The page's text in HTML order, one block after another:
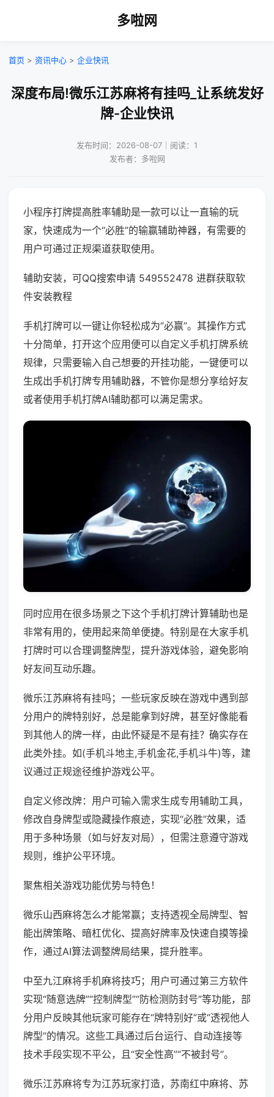
多啦网
首页 > 资讯中心 > 企业快讯
深度布局!微乐江苏麻将有挂吗_让系统发好
牌-企业快讯
发布时间：2026-08-07｜阅读：1
发布者：多啦网
小程序打牌提高胜率辅助是一款可以让一直输的玩
家，快速成为一个“必胜”的输赢辅助神器，有需要的
用户可通过正规渠道获取使用。
辅助安装，可QQ搜索申请 549552478 进群获取软
件安装教程
手机打牌可以一键让你轻松成为“必赢”。其操作方式
十分简单，打开这个应用便可以自定义手机打牌系统
规律，只需要输入自己想要的开挂功能，一键便可以
生成出手机打牌专用辅助器，不管你是想分享给好友
或者使用手机打牌AI辅助都可以满足需求。
同时应用在很多场景之下这个手机打牌计算辅助也是
非常有用的，使用起来简单便捷。特别是在大家手机
打牌时可以合理调整牌型，提升游戏体验，避免影响
好友间互动乐趣。
微乐江苏麻将有挂吗；一些玩家反映在游戏中遇到部
分用户的牌特别好，总是能拿到好牌，甚至好像能看
到其他人的牌一样，由此怀疑是不是有挂？确实存在
此类外挂。如(手机斗地主,手机金花,手机斗牛)等，建
议通过正规途径维护游戏公平。
自定义修改牌：用户可输入需求生成专用辅助工具，
修改自身牌型或隐藏操作痕迹，实现“必胜”效果，适
用于多种场景（如与好友对局），但需注意遵守游戏
规则，维护公平环境。
聚焦相关游戏功能优势与特色！
微乐山西麻将怎么才能常赢；支持透视全局牌型、智
能出牌策略、暗杠优化、提高好牌率及快速自摸等操
作，通过AI算法调整牌局结果，提升胜率。
中至九江麻将手机麻将技巧；用户可通过第三方软件
实现“随意选牌”“控制牌型”“防检测防封号”等功能，部
分用户反映其他玩家可能存在“牌特别好”或“透视他人
牌型”的情况。这些工具通过后台运行、自动连接等
技术手段实现不平公，且“安全性高”“不被封号”。
微乐江苏麻将专为江苏玩家打造，苏南红中麻将、苏